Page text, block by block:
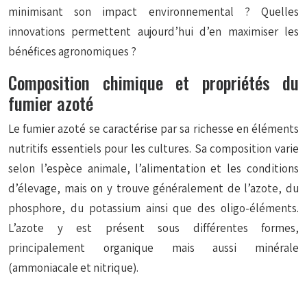
minimisant son impact environnemental ? Quelles
innovations permettent aujourd’hui d’en maximiser les
bénéfices agronomiques ?
Composition chimique et propriétés du
fumier azoté
Le fumier azoté se caractérise par sa richesse en éléments
nutritifs essentiels pour les cultures. Sa composition varie
selon l’espèce animale, l’alimentation et les conditions
d’élevage, mais on y trouve généralement de l’azote, du
phosphore, du potassium ainsi que des oligo-éléments.
L’azote y est présent sous différentes formes,
principalement organique mais aussi minérale
(ammoniacale et nitrique).